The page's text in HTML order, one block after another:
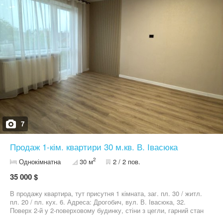
7
Продаж 1-кім. квартири 30 м.кв. В. Івасюка
Однокімнатна 30 м2 2 / 2 пов.
35 000 $
В продажу квартира, тут присутня 1 кімната, заг. пл. 30 / житл.
пл. 20 / пл. кух. 6. Адреса: Дрогобич, вул. В. Івасюка, 32.
Поверх 2-й у 2-поверховому будинку, стіни з цегли, гарний стан